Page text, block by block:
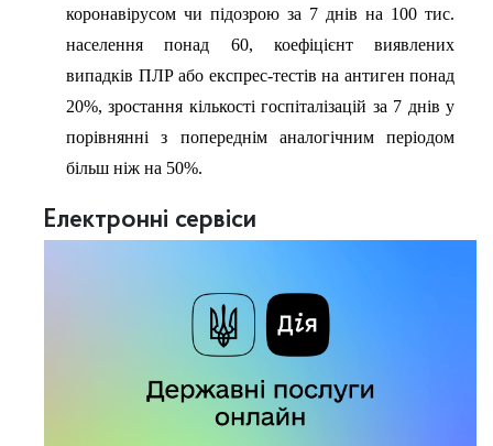
коронавірусом чи підозрою за 7 днів на 100 тис.
населення понад 60, коефіцієнт виявлених
випадків ПЛР або експрес-тестів на антиген понад
20%, зростання кількості госпіталізацій за 7 днів у
порівнянні з попереднім аналогічним періодом
більш ніж на 50%.
Електронні сервіси